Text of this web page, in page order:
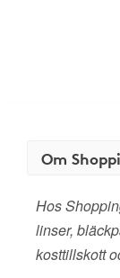
Om
Hos
linser,
kosttillskott